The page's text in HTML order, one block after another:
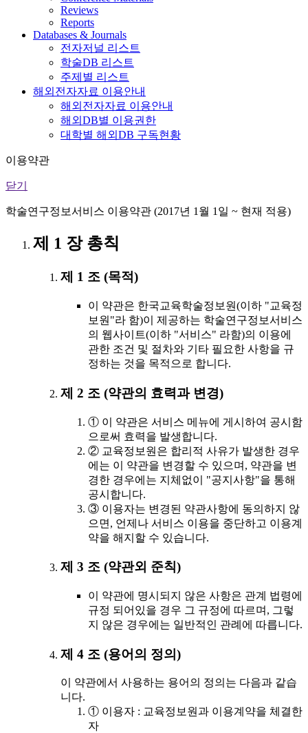
Reviews
Reports
Databases & Journals
전자저널 리스트
학술DB 리스트
주제별 리스트
해외전자자료 이용안내
해외전자자료 이용안내
해외DB별 이용권한
대학별 해외DB 구독현황
이용약관
닫기
학술연구정보서비스 이용약관 (2017년 1월 1일 ~ 현재 적용)
제 1 장 총칙
제 1 조 (목적)
이 약관은 한국교육학술정보원(이하 "교육정
보원"라 함)이 제공하는 학술연구정보서비스
의 웹사이트(이하 "서비스" 라함)의 이용에
관한 조건 및 절차와 기타 필요한 사항을 규
정하는 것을 목적으로 합니다.
제 2 조 (약관의 효력과 변경)
① 이 약관은 서비스 메뉴에 게시하여 공시함
으로써 효력을 발생합니다.
② 교육정보원은 합리적 사유가 발생한 경우
에는 이 약관을 변경할 수 있으며, 약관을 변
경한 경우에는 지체없이 "공지사항"을 통해
공시합니다.
③ 이용자는 변경된 약관사항에 동의하지 않
으면, 언제나 서비스 이용을 중단하고 이용계
약을 해지할 수 있습니다.
제 3 조 (약관외 준칙)
이 약관에 명시되지 않은 사항은 관계 법령에
규정 되어있을 경우 그 규정에 따르며, 그렇
지 않은 경우에는 일반적인 관례에 따릅니다.
제 4 조 (용어의 정의)
이 약관에서 사용하는 용어의 정의는 다음과 같습
니다.
① 이용자 : 교육정보원과 이용계약을 체결한
자